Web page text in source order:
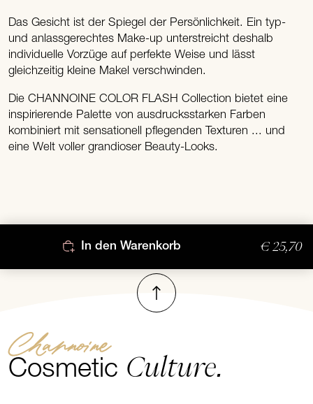
Das Gesicht ist der Spiegel der Persönlichkeit. Ein typ-
und anlassgerechtes Make-up unterstreicht deshalb
individuelle Vorzüge auf perfekte Weise und lässt
gleichzeitig kleine Makel verschwinden.
Die CHANNOINE COLOR FLASH Collection bietet eine
inspirierende Palette von ausdrucksstarken Farben
kombiniert mit sensationell pflegenden Texturen ... und
eine Welt voller grandioser Beauty-Looks.
In den Warenkorb € 25,70
Nach oben
Channoine
Cosmetic Culture.